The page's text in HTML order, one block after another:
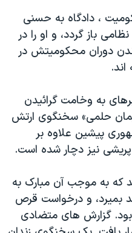
، دادگاه به حسنی
باز گردد، و او را در
دوران محکومیتش در
به وخامت گرائیدن
حلمی» سخنگوی ارتش
پیشین علاوه بر
نیز دچار شده است.
به موجب آن مبارک به
بمیرد، و درخواست قرص
گزارش های متضادی